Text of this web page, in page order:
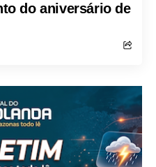
do aniversário de